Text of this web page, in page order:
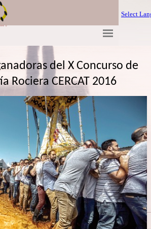
Select
del X Concurso de
Rociera CERCAT 2016